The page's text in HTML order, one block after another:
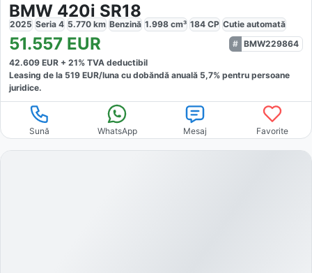
BMW 420i SR18
2025 Seria 4 5.770 km Benzină 1.998 cm³ 184 CP Cutie automată
51.557 EUR
BMW229864
42.609 EUR + 21% TVA deductibil
Leasing de la 519 EUR/luna cu dobăndă anuală 5,7% pentru persoane
juridice.
Sună WhatsApp Mesaj Favorite